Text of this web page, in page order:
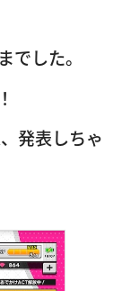
でした。
発表しちゃ